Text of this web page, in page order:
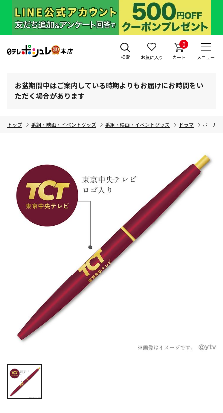
検索 お気に入り
0
カート メニュー
お盆期間中はご案内している時期よりもお届けにお時間をい
ただく場合があります
トップ 番組・映画・イベントグッズ 番組・映画・イベントグッズ ドラマ ボール